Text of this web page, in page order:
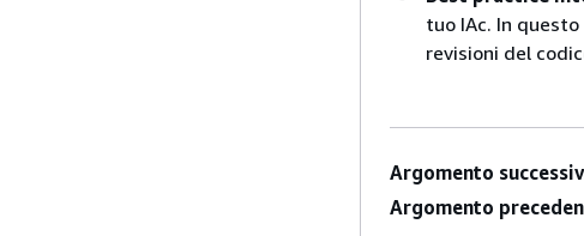
tuo IAc. In
revisioni del
Argomento
Argomento